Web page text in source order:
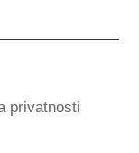
privatnosti